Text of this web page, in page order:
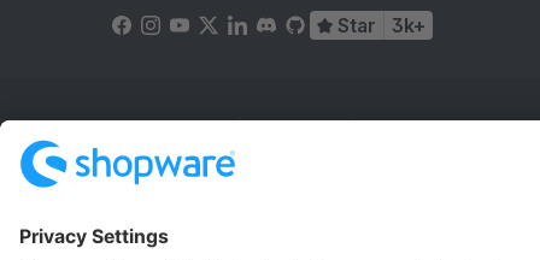
Star 3k+
Cookie settings
Copyright © shopware AG - All rights reserved